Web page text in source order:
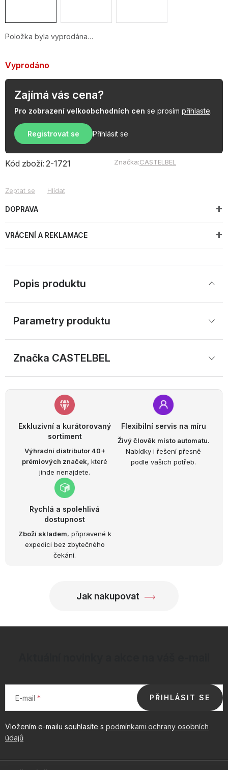
Položka byla vyprodána…
Vyprodáno
Zajímá vás cena?
Pro zobrazení velkoobchodních cen se prosím přihlaste.
Registrovat se Přihlásit se
Kód zboží: 2-1721 Značka:CASTELBEL
Zeptat se Hlídat
DOPRAVA
VRÁCENÍ A REKLAMACE
Popis produktu
Parametry produktu
Značka CASTELBEL
Exkluzivní a kurátorovaný
sortiment
Výhradní distributor 40+
prémiových značek, které
jinde nenajdete.
Flexibilní servis na míru
Živý člověk místo automatu.
Nabídky i řešení přesně
podle vašich potřeb.
Rychlá a spolehlivá
dostupnost
Zboží skladem, připravené k
expedici bez zbytečného
čekání.
Jak nakupovat
E-mail
Vložením e-mailu souhlasíte s podmínkami ochrany osobních
údajů
PŘIHLÁSIT SE
á